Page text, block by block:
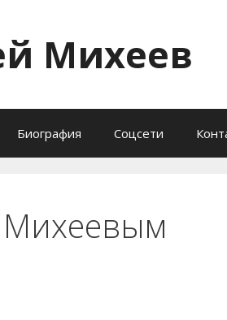
Михеев
Биография Соцсети
Михеевым